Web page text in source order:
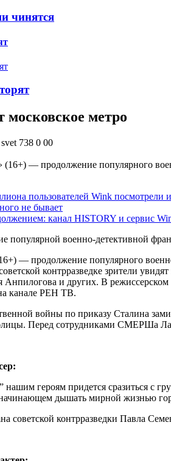
чинятся
метро
738 0 00
пользователей Wink
не бывает
канал HISTORY и сервис
популярной военно-детективной
— продолжение популярного
контрразведке зрители
и других. В
канале РЕН ТВ.
войны по приказу Сталина
Перед сотрудниками СМЕРШа
нашим героям придется сразиться с
дышать мирной жизнью
советской контрразведки Павла